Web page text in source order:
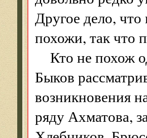
Другое дело,
похожи, так что
Кто не похож
Быков
возникновения
ряду Ахматова,